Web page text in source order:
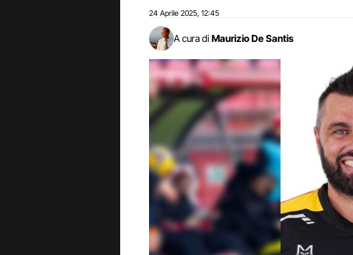
24 Aprile 2025 12:45
A cura di Maurizio De Santis